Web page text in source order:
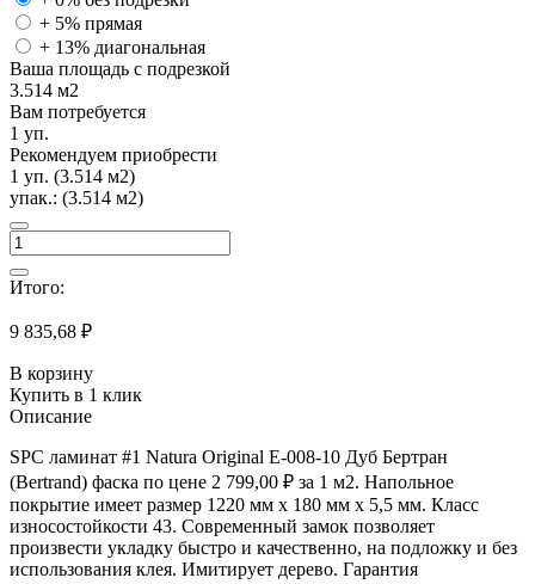
+ 5% прямая
+ 13% диагональная
Ваша площадь с подрезкой
3.514 м2
Вам потребуется
1 уп.
Рекомендуем приобрести
1 уп. (3.514 м2)
упак.: (3.514 м2)
Итого:
9 835,68 ₽
В корзину
Купить в 1 клик
Описание
SPC ламинат #1 Natura Original E-008-10 Дуб Бертран
(Bertrand) фаска по цене 2 799,00 ₽ за 1 м2. Напольное
покрытие имеет размер 1220 мм х 180 мм х 5,5 мм. Класс
износостойкости 43. Современный замок позволяет
произвести укладку быстро и качественно, на подложку и без
использования клея. Имитирует дерево. Гарантия